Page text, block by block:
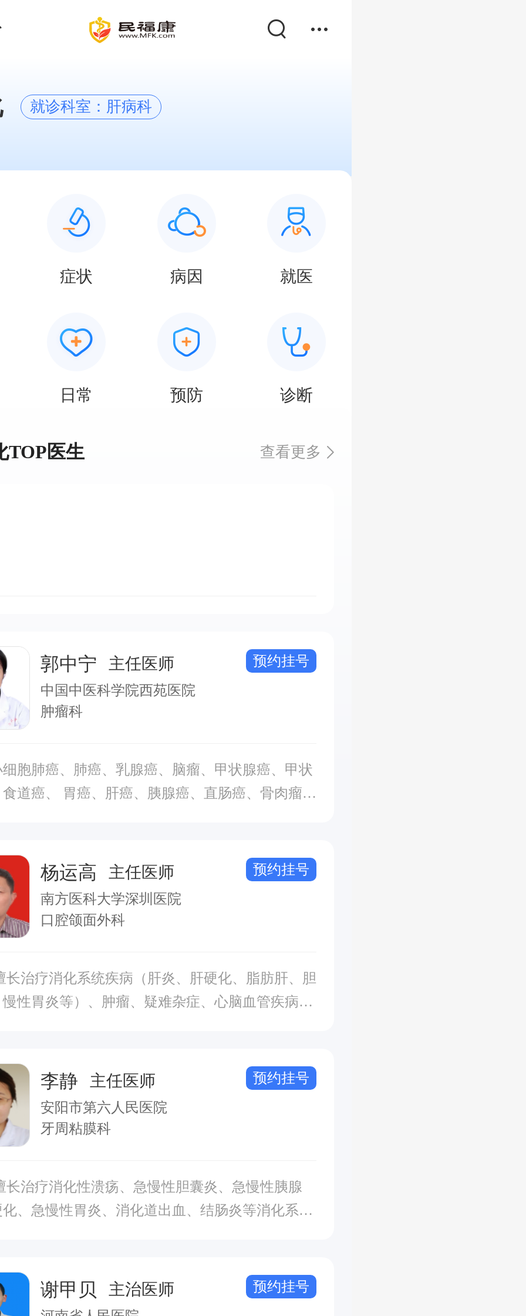
就诊科室：肝病科
症状 病因 就医
日常 预防 诊断
TOP医生 查看更多
郭中宁 主任医师
中国中医科学院西苑医院
肿瘤科
预约挂号
胞肺癌、肺癌、乳腺癌、脑瘤、甲状腺癌、甲状
道癌、 胃癌、肝癌、胰腺癌、直肠癌、骨肉瘤、
肿瘤、肝肿瘤、鼻咽癌、肾癌、膀胱原位癌、肝门
杨运高 主任医师
南方医科大学深圳医院
口腔颌面外科
预约挂号
性胃炎等）、肿瘤、疑难杂症、心脑血管疾病、
李静 主任医师
安阳市第六人民医院
牙周粘膜科
预约挂号
、急慢性胃炎、消化道出血、结肠炎等消化系统
谢甲贝 主治医师 预约挂号